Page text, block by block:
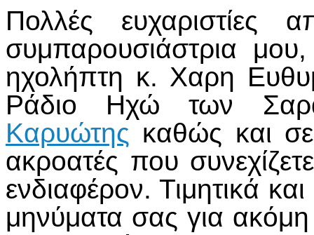
Πολλές
συμπαρουσιάστρια
ηχολήπτη κ. Χαρη
Ράδιο Ηχώ των
Καρυώτης καθώς και
ακροατές που
ενδιαφέρον. Τιμητικά
μηνύματα σας για